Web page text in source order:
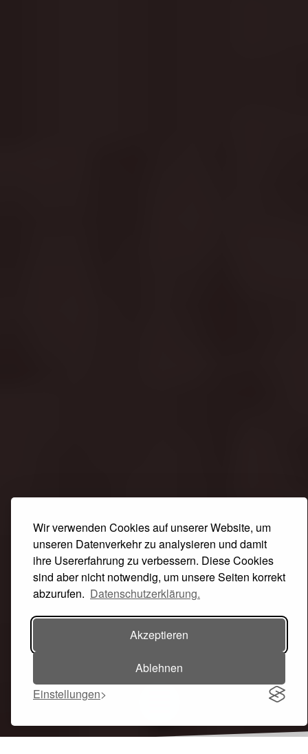
Wir verwenden Cookies auf unserer Website, um
unseren Datenverkehr zu analysieren und damit
ihre Usererfahrung zu verbessern. Diese Cookies
sind aber nicht notwendig, um unsere Seiten korrekt
abzurufen. Datenschutzerklärung.
Akzeptieren
Ablehnen
Einstellungen